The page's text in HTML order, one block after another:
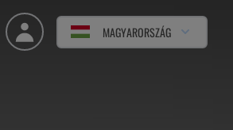
MAGYARORSZÁG